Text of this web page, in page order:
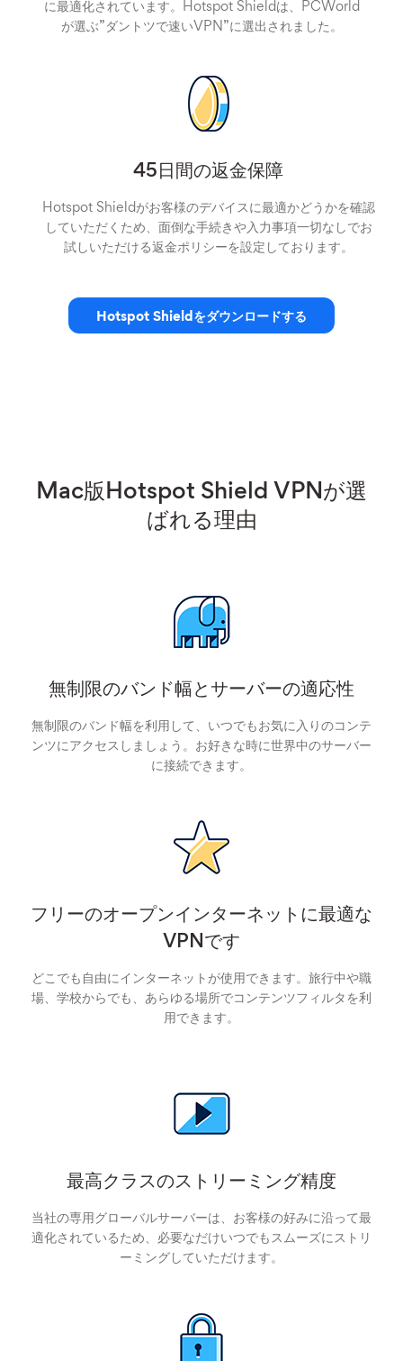
に最適化されています。Hotspot Shieldは、PCWorld
が選ぶ”ダントツで速いVPN”に選出されました。
45日間の返金保障
Hotspot Shieldがお客様のデバイスに最適かどうかを確認
していただくため、面倒な手続きや入力事項一切なしでお
試しいただける返金ポリシーを設定しております。
Hotspot Shieldをダウンロードする
Mac版Hotspot Shield VPNが選
ばれる理由
無制限のバンド幅とサーバーの適応性
無制限のバンド幅を利用して、いつでもお気に入りのコンテ
ンツにアクセスしましょう。お好きな時に世界中のサーバー
に接続できます。
フリーのオープンインターネットに最適な
VPNです
どこでも自由にインターネットが使用できます。旅行中や職
場、学校からでも、あらゆる場所でコンテンツフィルタを利
用できます。
最高クラスのストリーミング精度
当社の専用グローバルサーバーは、お客様の好みに沿って最
適化されているため、必要なだけいつでもスムーズにストリ
ーミングしていただけます。